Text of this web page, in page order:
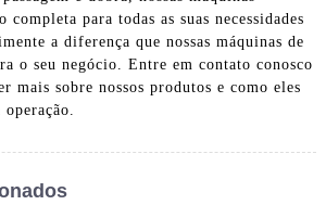
completa para todas as suas necessidades
a diferença que nossas máquinas de
o seu negócio. Entre em contato conosco
mais sobre nossos produtos e como eles